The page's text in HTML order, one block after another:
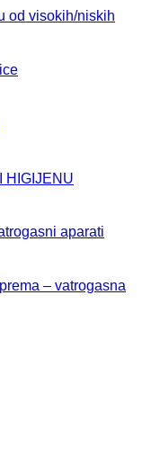
od visokih/niskih
HIGIJENU
aparati
– vatrogasna